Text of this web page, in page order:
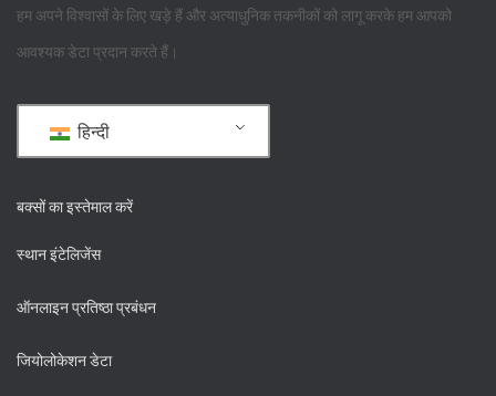
हम अपने विश्वासों के लिए खड़े हैं और अत्याधुनिक तकनीकों को लागू करके हम आपको
आवश्यक डेटा प्रदान करते हैं।
हिन्दी
बक्सों का इस्तेमाल करें
स्थान इंटेलिजेंस
ऑनलाइन प्रतिष्ठा प्रबंधन
जियोलोकेशन डेटा